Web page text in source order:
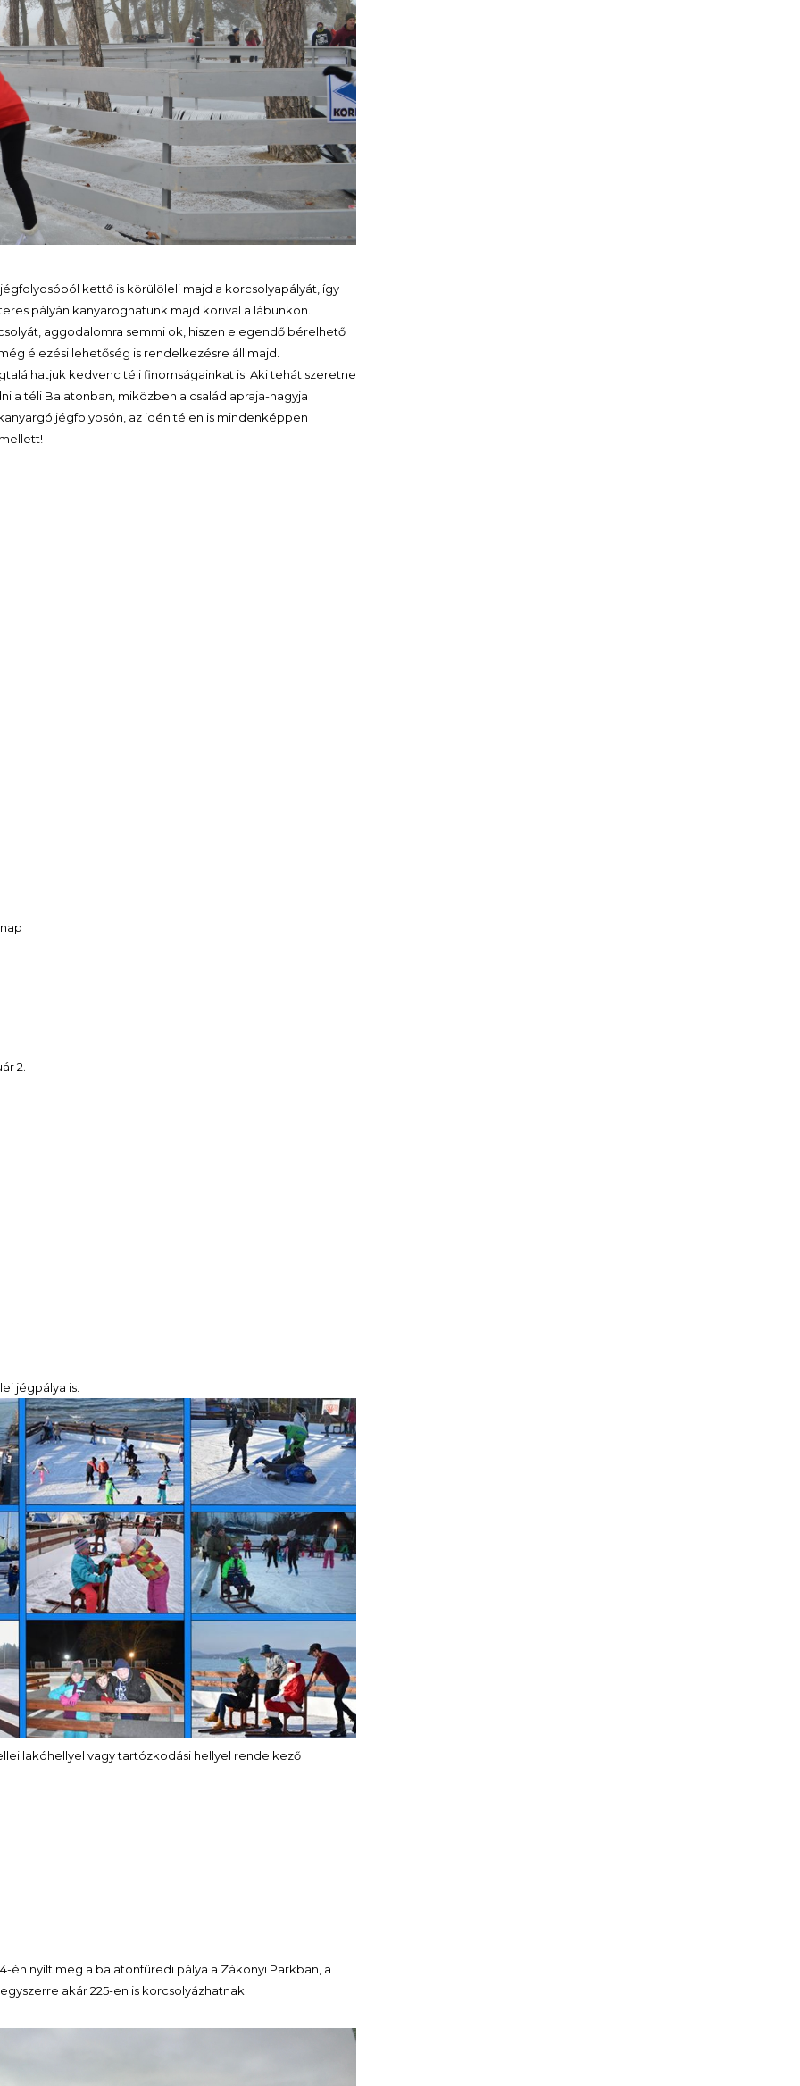
kettő is körülöleli majd a korcsolyapályát, így
pályán kanyaroghatunk majd korival a lábunkon.
aggodalomra semmi ok, hiszen elegendő bérelhető
élezési lehetőség is rendelkezésre áll majd.
kedvenc téli finomságainkat is. Aki tehát szeretne
a téli Balatonban, miközben a család apraja-nagyja
jégfolyosón, az idén télen is mindenképpen
2.
jégpálya is.
lakóhellyel vagy tartózkodási hellyel rendelkező
én nyílt meg a balatonfüredi pálya a Zákonyi Parkban, a
akár 225-en is korcsolyázhatnak.